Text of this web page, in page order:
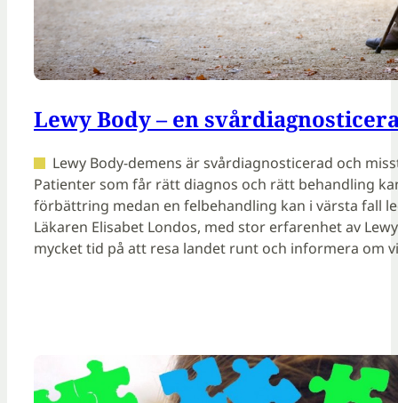
Lewy Body – en
Lewy Body-demens är svårdiagnosticerad och
Patienter som får rätt diagnos och rätt behandling
förbättring medan en felbehandling kan i värsta fall
Läkaren Elisabet Londos, med stor erfarenhet av
mycket tid på att resa landet runt och informera om